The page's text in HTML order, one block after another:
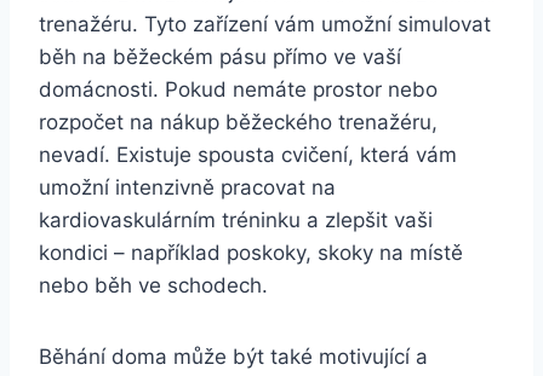
trenažéru. Tyto zařízení vám umožní simulovat
běh na běžeckém pásu přímo ve vaší
domácnosti. Pokud nemáte prostor nebo
rozpočet na nákup běžeckého trenažéru,
nevadí. Existuje spousta cvičení, která vám
umožní intenzivně pracovat na
kardiovaskulárním tréninku a zlepšit vaši
kondici – například poskoky, skoky na místě
nebo běh ve schodech.
Běhání doma může být také motivující a